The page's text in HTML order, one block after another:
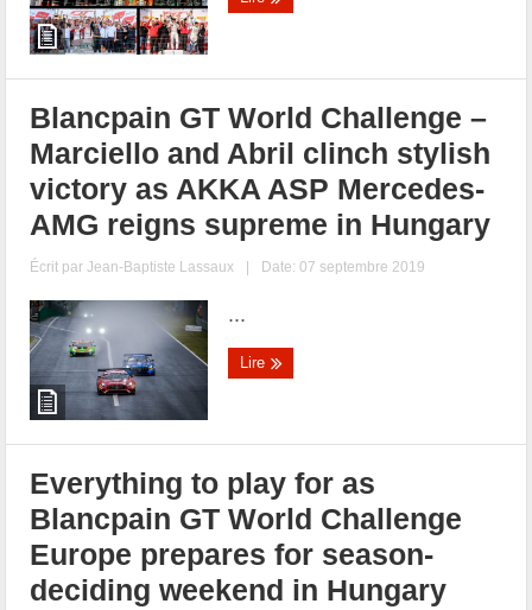
Blancpain GT World Challenge –
Marciello and Abril clinch stylish
victory as AKKA ASP Mercedes-
AMG reigns supreme in Hungary
Écrit parJean-Baptiste Lassaux | Date: 07 septembre 2019
...
Lire
Everything to play for as
Blancpain GT World Challenge
Europe prepares for season-
deciding weekend in Hungary